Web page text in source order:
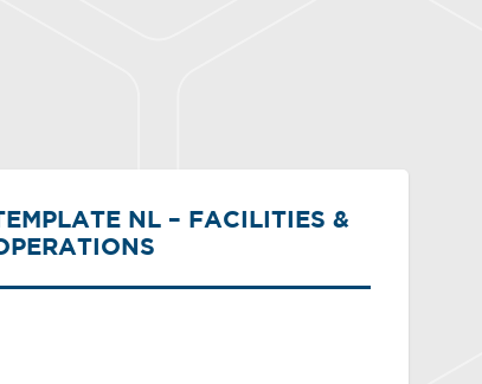
NL – FACILITIES &